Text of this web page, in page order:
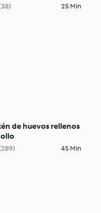
25 Min
de huevos rellenos
45 Min